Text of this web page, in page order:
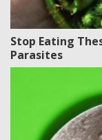
Stop Eating
Parasites